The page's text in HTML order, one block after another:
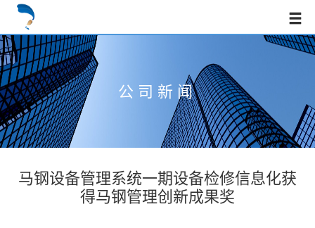
公司新闻
马钢设备管理系统一期设备检修信息化获
得马钢管理创新成果奖